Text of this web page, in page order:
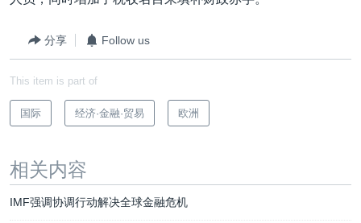
南中国海争端
关注新疆
分享 Follow us
This item is part of
国际 经济·金融·贸易 欧洲
相关内容
IMF强调协调行动解决全球金融危机